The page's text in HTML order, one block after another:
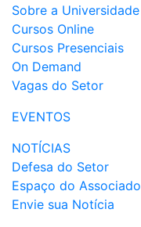
Sobre a Universidade
Cursos Online
Cursos Presenciais
On Demand
Vagas do Setor
EVENTOS
NOTÍCIAS
Defesa do Setor
Espaço do Associado
Envie sua Notícia